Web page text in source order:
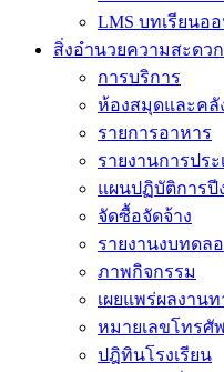
LMS บทเรียนอ
สิ่งอำนวยความสะดวก
การบริการ
ห้องสมุดและคลั
รายการอาหาร
รายงานการปร
แผนปฏิบัติการปี
จัดซื้อจัดจ้าง
รายงานงบทดล
ภาพกิจกรรม
เผยแพร่ผลงาน
หมายเลขโทรศั
ปฎิทินโรงเรียน